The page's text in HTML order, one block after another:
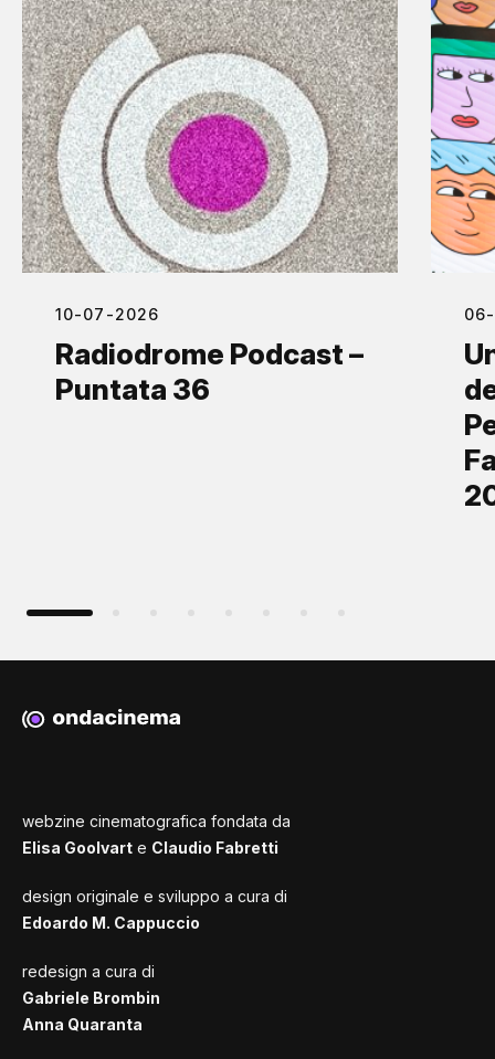
10-07-2026
Radiodrome Podcast –
Puntata 36
webzine cinematografica fondata da
Elisa Goolvart e Claudio Fabretti
design originale e sviluppo a cura di
Edoardo M. Cappuccio
redesign a cura di
Gabriele Brombin
Anna Quaranta